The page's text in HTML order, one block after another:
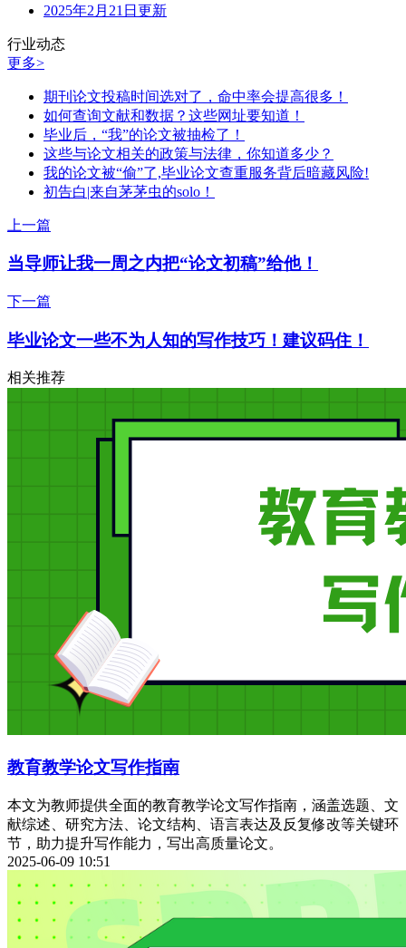
2025年2月21日更新
行业动态
更多>
期刊论文投稿时间选对了，命中率会提高很多！
如何查询文献和数据？这些网址要知道！
毕业后，“我”的论文被抽检了！
这些与论文相关的政策与法律，你知道多少？
我的论文被“偷”了,毕业论文查重服务背后暗藏风险!
初告白|来自茅茅虫的solo！
上一篇
当导师让我一周之内把“论文初稿”给他！
下一篇
毕业论文一些不为人知的写作技巧！建议码住！
相关推荐
教育教学论文写作指南
本文为教师提供全面的教育教学论文写作指南，涵盖选题、文
献综述、研究方法、论文结构、语言表达及反复修改等关键环
节，助力提升写作能力，写出高质量论文。
2025-06-09 10:51